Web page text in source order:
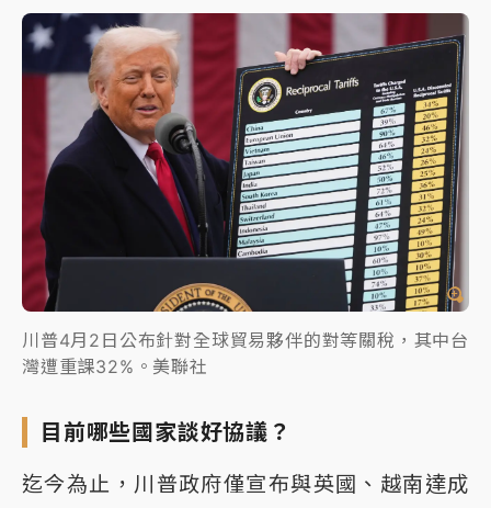
川普4月2日公布針對全球貿易夥伴的對等關稅，其中台
灣遭重課32%。美聯社
目前哪些國家談好協議？
迄今為止，川普政府僅宣布與英國、越南達成